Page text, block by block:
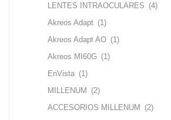
LENTES INTRAOCULARES (4)
Akreos Adapt (1)
Akreos Adapt AO (1)
Akreos MI60G (1)
EnVista (1)
MILLENUM (2)
ACCESORIOS MILLENUM (2)